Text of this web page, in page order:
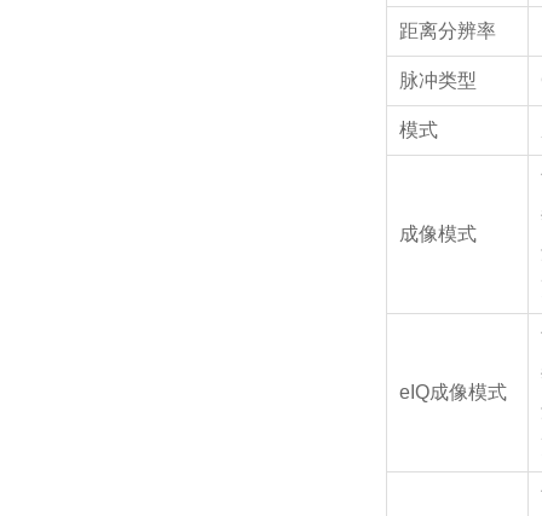
距离分辨率
脉冲类型
模式
成像模式
eIQ成像模式